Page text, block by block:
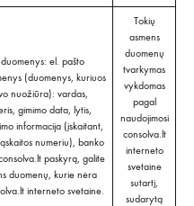
el. pašto
(duomenys, kuriuos
nuožiūra): vardas,
gimimo data, lytis,
informacija (įskaitant,
numeriu), banko
paskyrą, galite
duomenų, kurie nėra
interneto svetaine.
Tokių
asmens
duomenų
tvarkymas
vykdomas
pagal
naudojimosi
consolva.lt
interneto
svetaine
sutartį,
sudarytą